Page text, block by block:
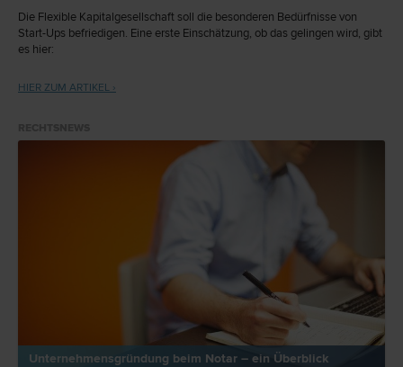
Die Flexible Kapitalgesellschaft soll die besonderen Bedürfnisse von
Start-Ups befriedigen. Eine erste Einschätzung, ob das gelingen wird, gibt
es hier:
HIER ZUM ARTIKEL ›
Unternehmensgründung beim Notar – ein Überblick